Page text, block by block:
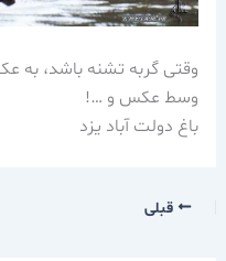
وقتی گربه تشنه باشد، به
وسط عکس و …!
باغ دولت آباد یزد
قبلی